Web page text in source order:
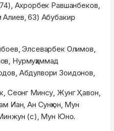
Ахрорбек Равшанбеков,
63) Абубакир
Элсеварбек Олимов,
Нурмуҳаммад
Абдулвори Зоидонов,
Сеонг Минсу, Жунг Ҳавон,
Иан, Ан Сунҳюн, Мун
(с), Мун Юно.